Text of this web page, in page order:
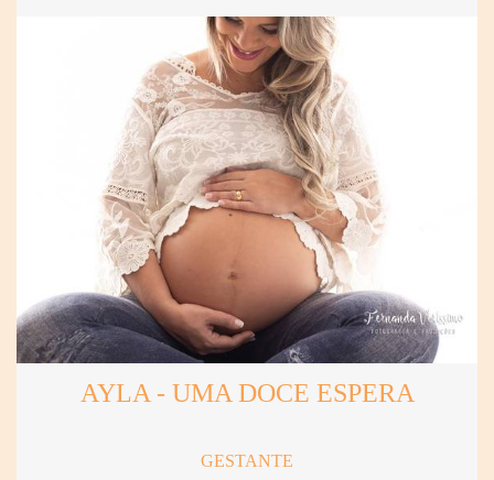
AYLA - UMA DOCE ESPERA
GESTANTE